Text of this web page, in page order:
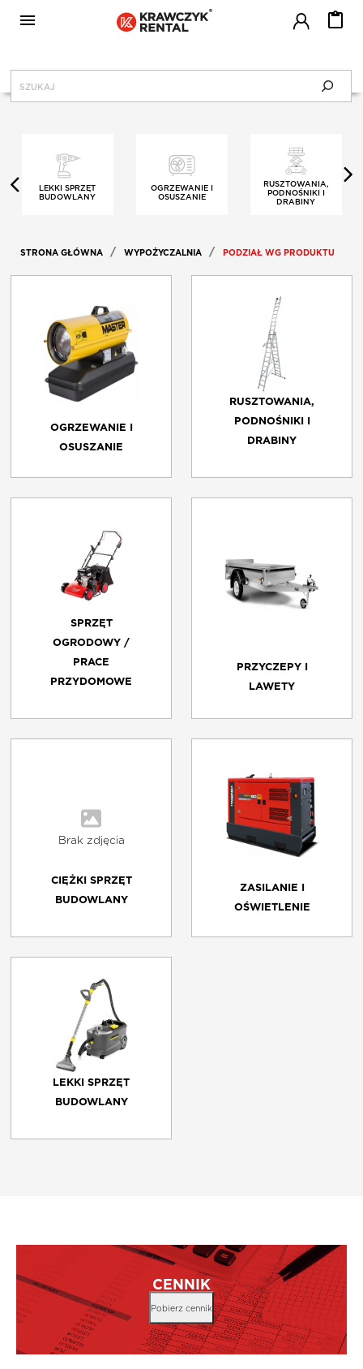

CENNIK
BLOG
JAK WYPOŻYCZAĆ?
O NAS
KONTAKT
REGULAMIN
LEKKI SPRZĘT
BUDOWLANY
OGRZEWANIE I
OSUSZANIE
RUSZTOWANIA,
PODNOŚNIKI I
DRABINY
STRONA GŁÓWNA WYPOŻYCZALNIA PODZIAŁ WG PRODUKTU
OGRZEWANIE I
OSUSZANIE
RUSZTOWANIA,
PODNOŚNIKI I
DRABINY
SPRZĘT
OGRODOWY /
PRACE
PRZYDOMOWE
PRZYCZEPY I
LAWETY
CIĘŻKI SPRZĘT
BUDOWLANY
ZASILANIE I
OŚWIETLENIE
LEKKI SPRZĘT
BUDOWLANY
CENNIK
Pobierz cennik